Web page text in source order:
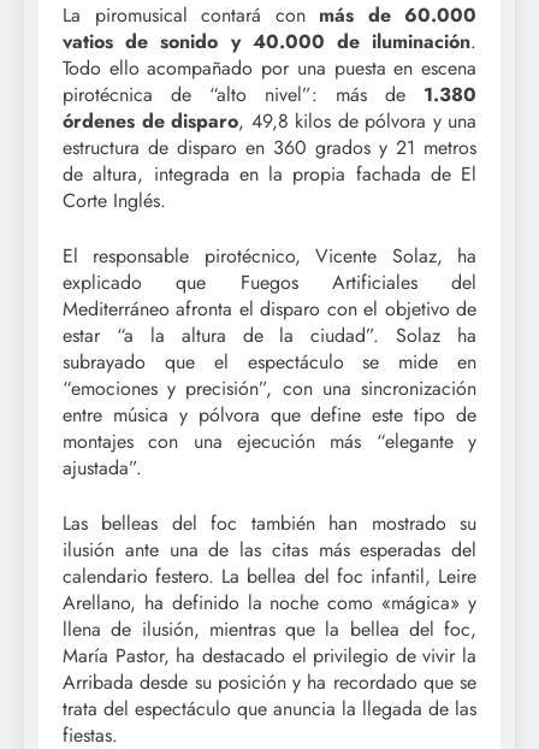
La piromusical contará con más de 60.000
vatios de sonido y 40.000 de iluminación.
Todo ello acompañado por una puesta en escena
pirotécnica de “alto nivel”: más de 1.380
órdenes de disparo, 49,8 kilos de pólvora y una
estructura de disparo en 360 grados y 21 metros
de altura, integrada en la propia fachada de El
Corte Inglés.
El responsable pirotécnico, Vicente Solaz, ha
explicado que Fuegos Artificiales del
Mediterráneo afronta el disparo con el objetivo de
estar “a la altura de la ciudad”. Solaz ha
subrayado que el espectáculo se mide en
“emociones y precisión”, con una sincronización
entre música y pólvora que define este tipo de
montajes con una ejecución más “elegante y
ajustada”.
Las belleas del foc también han mostrado su
ilusión ante una de las citas más esperadas del
calendario festero. La bellea del foc infantil, Leire
Arellano, ha definido la noche como «mágica» y
llena de ilusión, mientras que la bellea del foc,
María Pastor, ha destacado el privilegio de vivir la
Arribada desde su posición y ha recordado que se
trata del espectáculo que anuncia la llegada de las
fiestas.